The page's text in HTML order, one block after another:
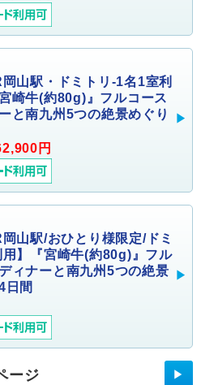
山駅・ドミトリ-1名1室利
崎牛(約80g)』フルコース
と南九州5つの絶景めぐり
円
山駅/おひとり様限定/ドミ
用】『宮崎牛(約80g)』フル
ィナーと南九州5つの絶景
日間
ージ ▶